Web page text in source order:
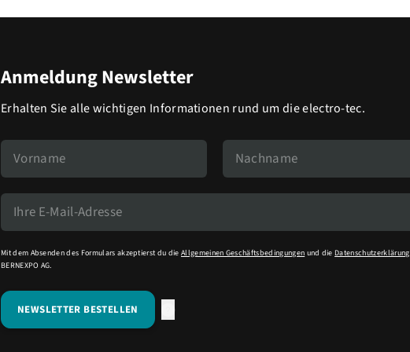
Anmeldung Newsletter
Erhalten Sie alle wichtigen Informationen rund um die electro-tec.
Mit dem Absenden des Formulars akzeptierst du die Allgemeinen Geschäftsbedingungen und die Datenschutzerklärung
BERNEXPO AG.